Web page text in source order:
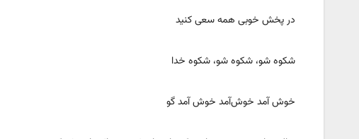
در پخش خوبی همه سعی کنید
شکوه شو، شکوه شو، شکوه خدا
خوش آمد خوش‌آمد خوش آمد گو